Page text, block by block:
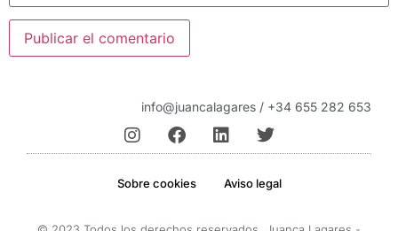
info@juancalagares / +34 655 282 653
Sobre cookies Aviso legal